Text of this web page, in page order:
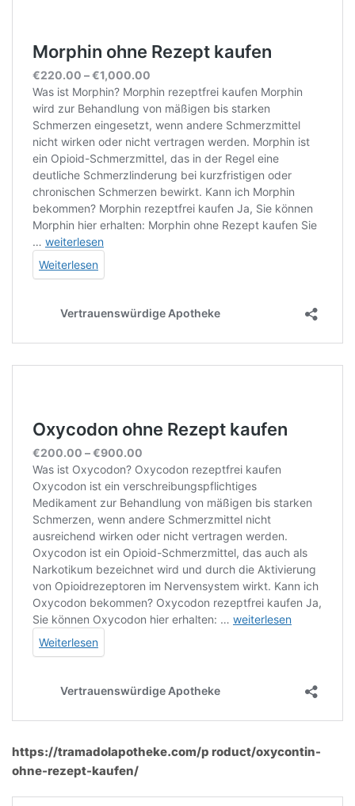
https://tramadolapotheke.com/p roduct/oxycontin-
ohne-rezept-kaufen/